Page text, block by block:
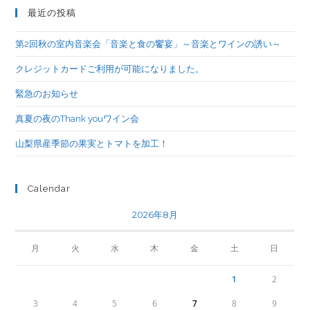
最近の投稿
第2回秋の室内音楽会「音楽と食の饗宴」～音楽とワインの誘い～
クレジットカードご利用が可能になりました。
緊急のお知らせ
真夏の夜のThank youワイン会
山梨県産季節の果実とトマトを加工！
Calendar
2026年8月
月 火 水 木 金 土 日
1 2
3 4 5 6 7 8 9